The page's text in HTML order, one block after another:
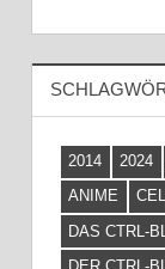
2014 2024
ANIME
DAS CTRL-